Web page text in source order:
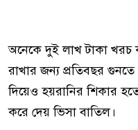
অনেকে দুই লাখ টাকা খরচ
রাখার জন্য প্রতিবছর
দিয়েও হয়রানির শিকার
করে দেয় ভিসা বাতিল।